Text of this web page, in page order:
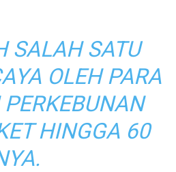
SALAH SATU
OLEH PARA
HINGGA 60